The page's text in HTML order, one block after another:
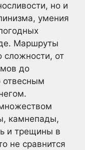
но и
умения
Маршруты
сложности, от
до
отвесным
камнепады,
и трещины в
не сравнится